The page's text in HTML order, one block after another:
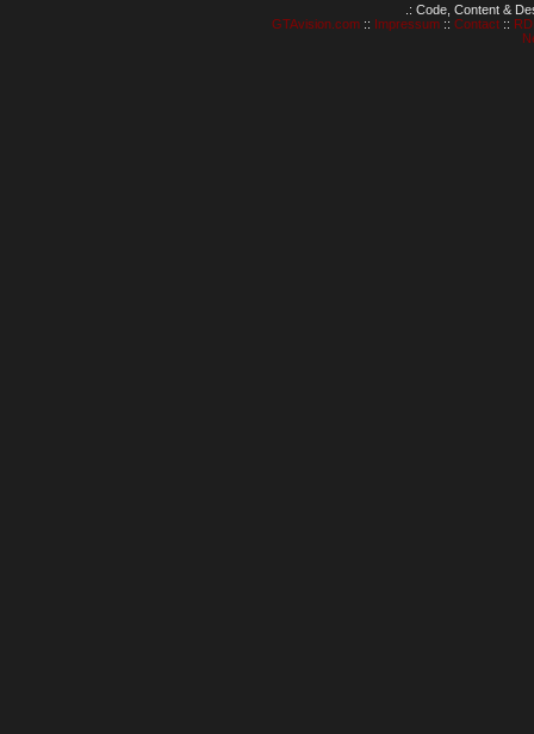
.: Code, Content &
GTAvision.com:: Impressum:: Contact::